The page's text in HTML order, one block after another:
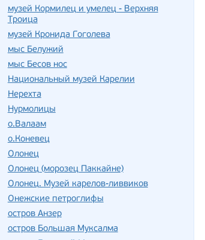
музей Кормилец и умелец - Верхняя
Троица
музей Кронида Гоголева
мыс Белужий
мыс Бесов нос
Национальный музей Карелии
Нерехта
Нурмолицы
о.Валаам
о.Коневец
Олонец
Олонец (морозец Паккайне)
Олонец. Музей карелов-ливвиков
Онежские петроглифы
остров Анзер
остров Большая Муксалма